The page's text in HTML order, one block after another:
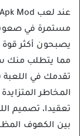
مستمرة في
يصبحون أكثر
مما يتطلب منك
تقدمك في
المخاطر
تعقيدا، تصميم
بين الكهوف